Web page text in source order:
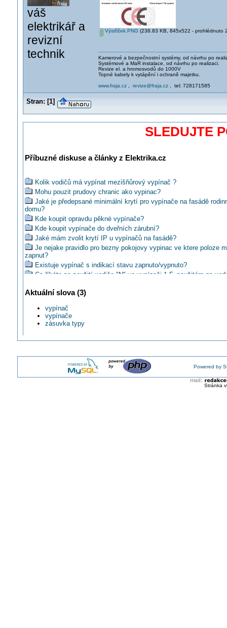
váš
elektrikář a
revizní
technik
Výstřižek.PNG (238.83 KB, 845x522 - prohlédnuto
Kamerové a bezpečnostní systémy, od návrhu po
Systémové a MaR instalace, od návrhu po realizaci.
Revize el. a hromosvodů do 1000V
Topné kabely k vytápění i ochraně majetku.
www.fraja.cz, revize@fraja.cz, tel: 728171585
Stran: [1]
SLEDUJTE
Příbuzné diskuse a články z Elektrika.cz
Kolik vodičů má vypínat mezišňůrový vypínač ?
Mohu pouzit prudovy chranic ako vypinac?
Jaké je předepsané minimální krytí pro vypínače na fasádě
domu?
Kde koupit opravdu pěkné vypínače?
Kde koupit vypínače do dveřních zárubní?
Jaké mám zvolit krytí IP u vypínačů na fasádě?
Je nejake pravidlo pro bezny pokojovy vypinac ve ktere poloze
zapnut?
Existuje vypínač s indikací stavu zapnuto/vypnuto?
Co říkáte na použití vodiče "N" ve vypínači 1 F, použitém na
Existuje vypinac pro pouziti venku, slapnutim vypni/slapnutim
Kdo kromě Legrandu vyrábí tahové vypínače klasického tvaru?
Dá se krytí běžných domovních zásuvek nějakým způsobem
Jaké je IP krytí tohoto ledového vypínače?
Jak se vám, líbí nový stiskací vypínač PRESSTO?
Prodlužuje životnost vypínače spínání nulového vodiče namísto
ELEKTROKOMPONENTY: Jak se řekne finsky \
Jsou obyčejné vypínače bezpečné ve vlhkém prostředí?
Aktuální slova (3)
vypínač
vypínače
zásuvka typy
Powered by
Stránka